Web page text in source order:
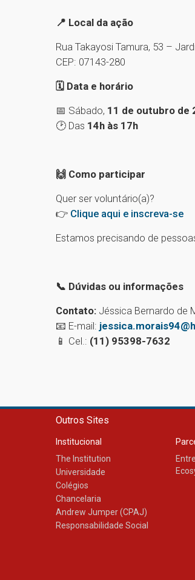
📍 Local da ação
Rua Takayosi Tamura, 53 –
CEP: 07143-280
🗓 Data e horário
📅 Sábado, 11 de outubro de
🕑 Das 14h às 17h
🙌 Como participar
Quer ser voluntário(a)?
👉 Clique aqui e inscreva-se
Estamos precisando de
📞 Dúvidas ou informações
Contato: Jéssica Bernardo de
📧 E-mail:
📱 Cel.: (11) 95398-7632
Outros Sites
Institucional
The Institution
Universidade
Colégios
Chancelaria
Andrew Jumper (CPAJ)
Responsabilidade Social